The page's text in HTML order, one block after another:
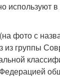
используют
фото с
из группы